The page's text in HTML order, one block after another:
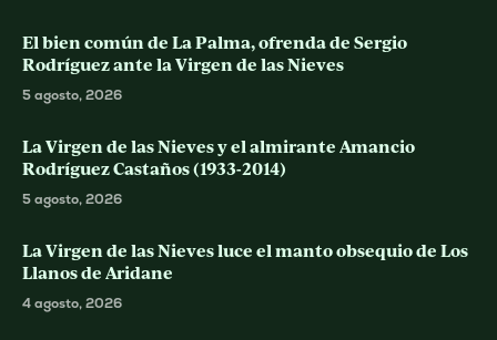
El bien común de La Palma, ofrenda de Sergio
Rodríguez ante la Virgen de las Nieves
5 agosto, 2026
La Virgen de las Nieves y el almirante Amancio
Rodríguez Castaños (1933-2014)
5 agosto, 2026
La Virgen de las Nieves luce el manto obsequio de Los
Llanos de Aridane
4 agosto, 2026